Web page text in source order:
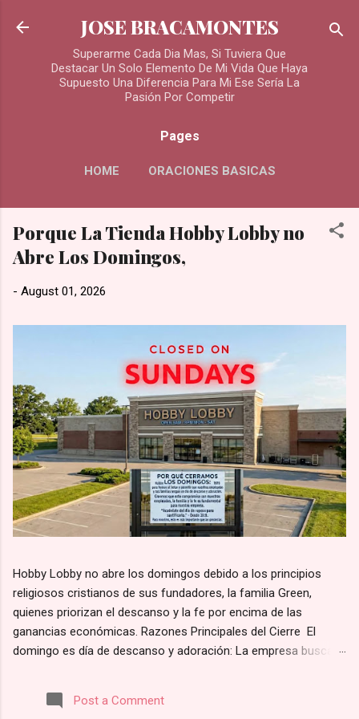
Skip to main content
JOSE BRACAMONTES
Superarme Cada Dia Mas, Si Tuviera Que
Destacar Un Solo Elemento De Mi Vida Que Haya
Supuesto Una Diferencia Para Mi Ese Sería La
Pasión Por Competir
Pages
HOME ORACIONES BASICAS
MORE…
ORACIONES PARA LOS DIFUNTOS
Porque La Tienda Hobby Lobby no
Abre Los Domingos,
- August 01, 2026
Hobby Lobby no abre los domingos debido a los principios
religiosos cristianos de sus fundadores, la familia Green,
quienes priorizan el descanso y la fe por encima de las
ganancias económicas. Razones Principales del Cierre El
domingo es día de descanso y adoración: La empresa busca
Según su página web, la razón por la que Hobby Lobby cierra
los domingos es para “darles a nuestros empleados y clientes
Post a Comment